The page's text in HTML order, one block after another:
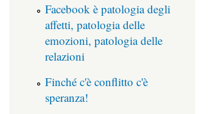
Facebook è patologia degli
affetti, patologia delle
emozioni, patologia delle
relazioni
Finché c'è conflitto c'è
speranza!